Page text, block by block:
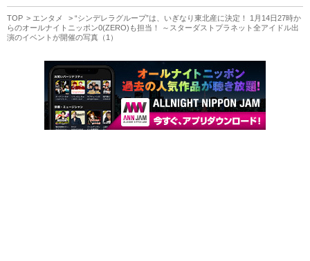
TOP エンタメ
“シンデレラグループ”は、いぎなり東北産に決定！ 1月14日27時か
らのオールナイトニッポン0(ZERO)も担当！ ～スターダストプラネット全アイドル出
演のイベントが開催の写真（1）